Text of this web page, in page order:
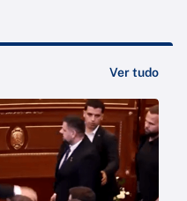
Ver tudo